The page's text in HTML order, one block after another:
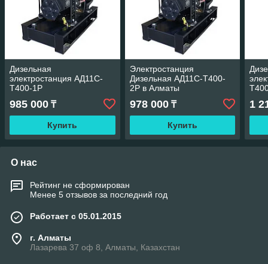
Дизельная
электростанция АД11С-
Т400-1Р
985 000 ₸
Купить
Электростанция
Дизельная АД11С-Т400-
2Р в Алматы
978 000₸
Купить
1
О нас
Рейтинг не сформирован
Менее 5 отзывов за последний год
Работает с 05.01.2015
г. Алматы
Лазарева 37 оф 8, Алматы, Казахстан